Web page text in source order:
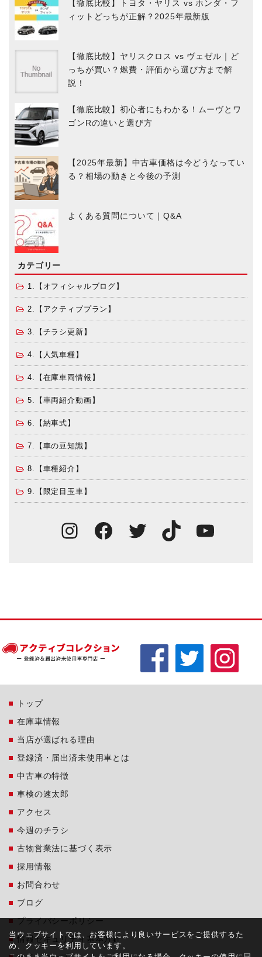
【徹底比較】トヨタ・ヤリス vs ホンダ・フ
ィットどっちが正解？2025年最新版
【徹底比較】ヤリスクロス vs ヴェゼル｜ど
っちが買い？燃費・評価から選び方まで解
説！
【徹底比較】初心者にもわかる！ムーヴとワ
ゴンRの違いと選び方
【2025年最新】中古車価格は今どうなってい
る？相場の動きと今後の予測
よくある質問について｜Q&A
カテゴリー
1.【オフィシャルブログ】
2.【アクティブプラン】
3.【チラシ更新】
4.【人気車種】
4.【在庫車両情報】
5.【車両紹介動画】
6.【納車式】
7.【車の豆知識】
8.【車種紹介】
9.【限定目玉車】
Instagram
Facebook
TwitterTikTok
トップ
在庫車情報
当店が選ばれる理由
登録済・届出済未使用車とは
中古車の特徴
車検の速太郎
アクセス
今週のチラシ
古物営業法に基づく表示
採用情報
お問合わせ
ブログ
プライバシーポリシー
情報セキュリティ基本方針
当ウェブサイトでは、お客様により良いサービスをご提供するた
め、クッキーを利用しています。